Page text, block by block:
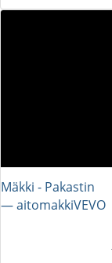
Mäkki - Pakastin
― aitomakkiVEVO